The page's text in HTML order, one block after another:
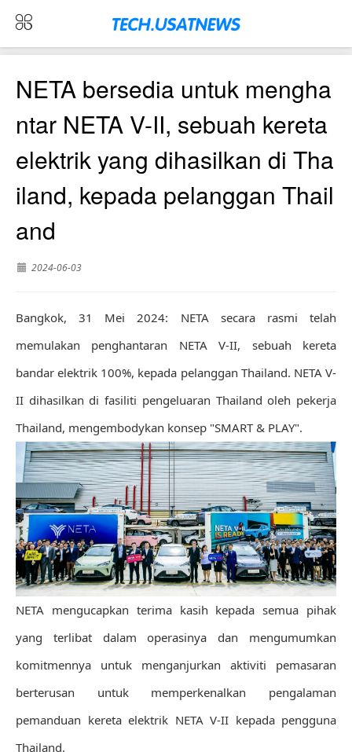
NETA bersedia untuk mengha
ntar NETA V-II, sebuah kereta
elektrik yang dihasilkan di Tha
iland, kepada pelanggan Thail
and
2024-06-03
Bangkok, 31 Mei 2024: NETA secara rasmi telah
memulakan penghantaran NETA V-II, sebuah kereta
bandar elektrik 100%, kepada pelanggan Thailand. NETA V-
II dihasilkan di fasiliti pengeluaran Thailand oleh pekerja
Thailand, mengembodykan konsep "SMART & PLAY".
NETA mengucapkan terima kasih kepada semua pihak
yang terlibat dalam operasinya dan mengumumkan
komitmennya untuk menganjurkan aktiviti pemasaran
berterusan untuk memperkenalkan pengalaman
pemanduan kereta elektrik NETA V-II kepada pengguna
Thailand.